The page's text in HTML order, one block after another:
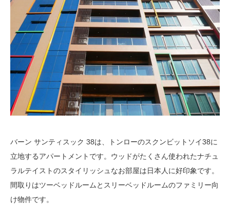
バーン サンティスック 38は、トンローのスクンビットソイ38に
立地するアパートメントです。ウッドがたくさん使われたナチュ
ラルテイストのスタイリッシュなお部屋は日本人に好印象です。
間取りはツーベッドルームとスリーベッドルームのファミリー向
け物件です。